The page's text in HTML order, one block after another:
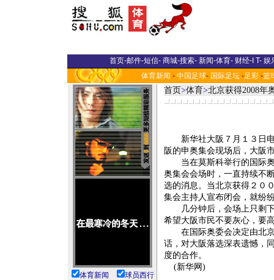
首页-邮件-短信- 商城-搜索- 新闻-体育- 财经-I T- 娱
体育新闻 - 中国足球- 国际足坛 -足彩 -篮
体育新闻
球员西行
首页>体育>北京获得2008年
新华社大阪７月１３日电
阪的申奥集会现场后，大阪
当在莫斯科举行的国际奥
奥集会会场时，一直持续不
选的消息。当北京获得２０
集会主持人宣布闭会，就纷
几分钟后，会场上只剩下
希望大阪市民不要灰心，要
在国际奥委会决定由北京
话，对大阪落选深表遗憾，
度的合作。
(新华网)